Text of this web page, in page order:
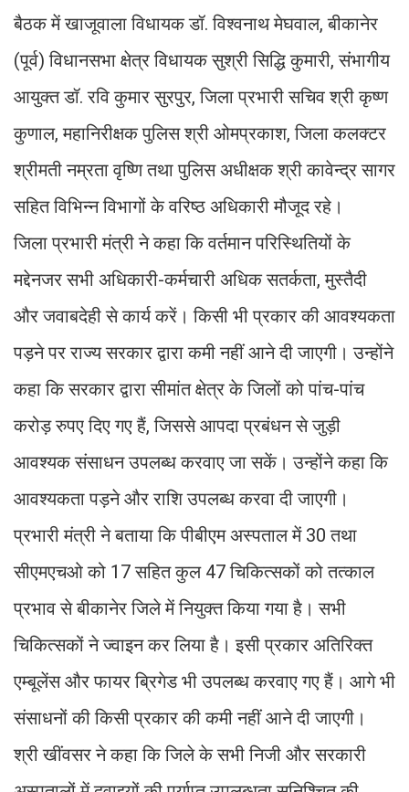
बैठक में खाजूवाला विधायक डॉ. विश्वनाथ मेघवाल, बीकानेर
(पूर्व) विधानसभा क्षेत्र विधायक सुश्री सिद्धि कुमारी, संभागीय
आयुक्त डॉ. रवि कुमार सुरपुर, जिला प्रभारी सचिव श्री कृष्ण
कुणाल, महानिरीक्षक पुलिस श्री ओमप्रकाश, जिला कलक्टर
श्रीमती नम्रता वृष्णि तथा पुलिस अधीक्षक श्री कावेन्द्र सागर
सहित विभिन्न विभागों के वरिष्ठ अधिकारी मौजूद रहे।
जिला प्रभारी मंत्री ने कहा कि वर्तमान परिस्थितियों के
मद्देनजर सभी अधिकारी-कर्मचारी अधिक सतर्कता, मुस्तैदी
और जवाबदेही से कार्य करें। किसी भी प्रकार की आवश्यकता
पड़ने पर राज्य सरकार द्वारा कमी नहीं आने दी जाएगी। उन्होंने
कहा कि सरकार द्वारा सीमांत क्षेत्र के जिलों को पांच-पांच
करोड़ रुपए दिए गए हैं, जिससे आपदा प्रबंधन से जुड़ी
आवश्यक संसाधन उपलब्ध करवाए जा सकें। उन्होंने कहा कि
आवश्यकता पड़ने और राशि उपलब्ध करवा दी जाएगी।
प्रभारी मंत्री ने बताया कि पीबीएम अस्पताल में 30 तथा
सीएमएचओ को 17 सहित कुल 47 चिकित्सकों को तत्काल
प्रभाव से बीकानेर जिले में नियुक्त किया गया है। सभी
चिकित्सकों ने ज्वाइन कर लिया है। इसी प्रकार अतिरिक्त
एम्बूलेंस और फायर ब्रिगेड भी उपलब्ध करवाए गए हैं। आगे भी
संसाधनों की किसी प्रकार की कमी नहीं आने दी जाएगी।
श्री खींवसर ने कहा कि जिले के सभी निजी और सरकारी